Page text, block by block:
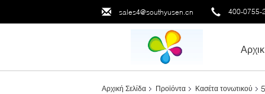
sales4@southyusen.cn 400-0755-
Αρχική Σελίδα Προϊόντα Κασέτα τονωτικού